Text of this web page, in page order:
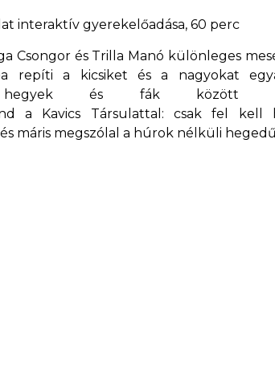
interaktív gyerekelőadása, 60 perc
Csongor és Trilla Manó különleges
repíti a kicsiket és a nagyokat
hegyek és fák között
a Kavics Társulattal: csak fel kell
máris megszólal a húrok nélküli